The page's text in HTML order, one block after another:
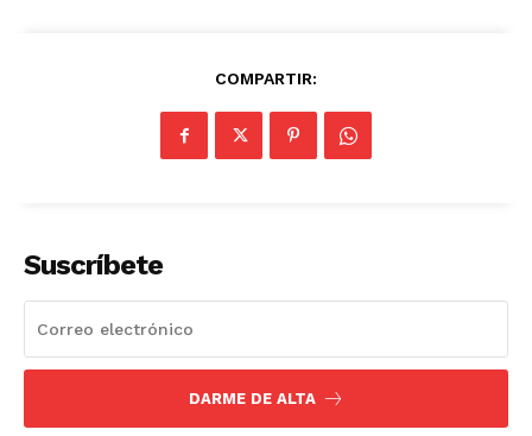
COMPARTIR:
Suscríbete
DARME DE ALTA